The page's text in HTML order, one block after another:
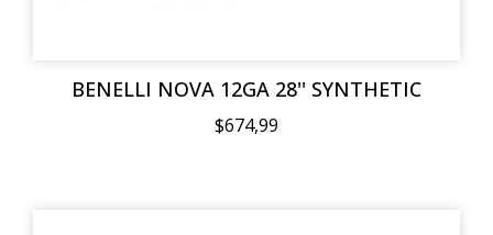
BENELLI NOVA 12GA 28'' SYNTHETIC
$674,99